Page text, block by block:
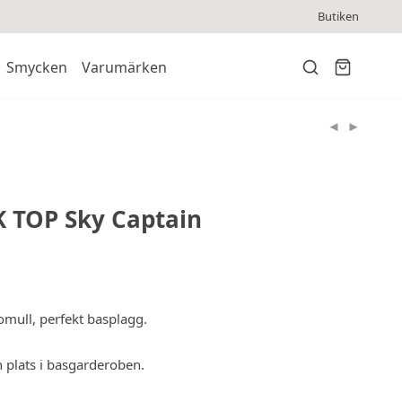
Butiken
Smycken Varumärken
TOP Sky Captain
perfekt basplagg.
i basgarderoben.